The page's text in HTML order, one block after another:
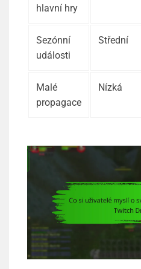
hlavní hry
Sezónní
události
Střední
Malé
propagace
Nízká